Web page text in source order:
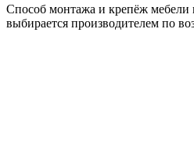
Способ монтажа и крепёж мебели
выбирается производителем по